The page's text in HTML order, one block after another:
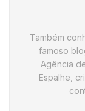
Também
famoso
Agência
Espalhe,